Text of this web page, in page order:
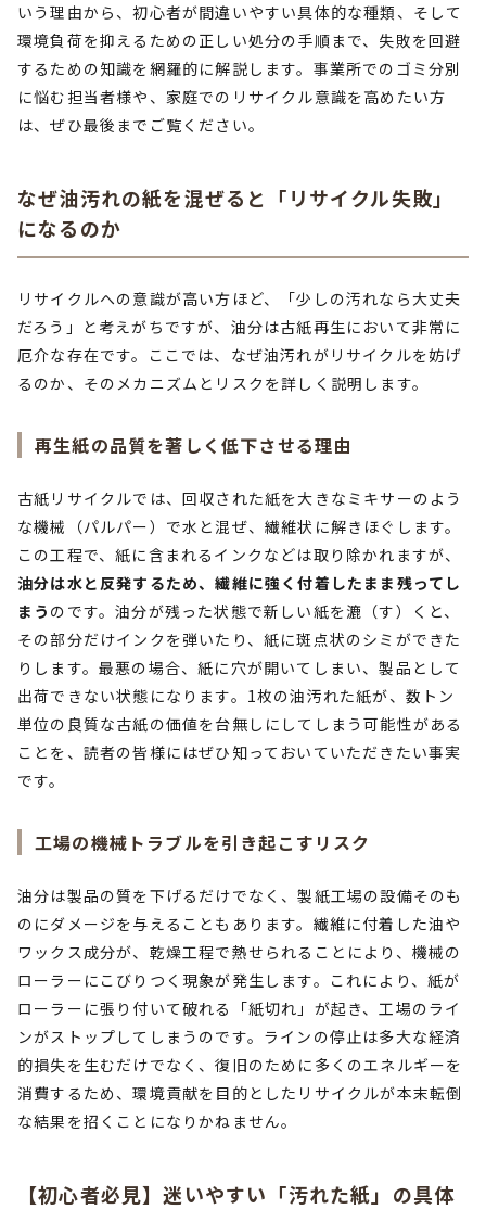
いう理由から、初心者が間違いやすい具体的な種類、そして
環境負荷を抑えるための正しい処分の手順まで、失敗を回避
するための知識を網羅的に解説します。事業所でのゴミ分別
に悩む担当者様や、家庭でのリサイクル意識を高めたい方
は、ぜひ最後までご覧ください。
なぜ油汚れの紙を混ぜると「リサイクル失敗」
になるのか
リサイクルへの意識が高い方ほど、「少しの汚れなら大丈夫
だろう」と考えがちですが、油分は古紙再生において非常に
厄介な存在です。ここでは、なぜ油汚れがリサイクルを妨げ
るのか、そのメカニズムとリスクを詳しく説明します。
再生紙の品質を著しく低下させる理由
古紙リサイクルでは、回収された紙を大きなミキサーのよう
な機械（パルパー）で水と混ぜ、繊維状に解きほぐします。
この工程で、紙に含まれるインクなどは取り除かれますが、
油分は水と反発するため、繊維に強く付着したまま残ってし
まう のです。油分が残った状態で新しい紙を漉（す）くと、
その部分だけインクを弾いたり、紙に斑点状のシミができた
りします。最悪の場合、紙に穴が開いてしまい、製品として
出荷できない状態になります。1枚の油汚れた紙が、数トン
単位の良質な古紙の価値を台無しにしてしまう可能性がある
ことを、読者の皆様にはぜひ知っておいていただきたい事実
です。
工場の機械トラブルを引き起こすリスク
油分は製品の質を下げるだけでなく、製紙工場の設備そのも
のにダメージを与えることもあります。繊維に付着した油や
ワックス成分が、乾燥工程で熱せられることにより、機械の
ローラーにこびりつく現象が発生します。これにより、紙が
ローラーに張り付いて破れる「紙切れ」が起き、工場のライ
ンがストップしてしまうのです。ラインの停止は多大な経済
的損失を生むだけでなく、復旧のために多くのエネルギーを
消費するため、環境貢献を目的としたリサイクルが本末転倒
な結果を招くことになりかねません。
【初心者必見】迷いやすい「汚れた紙」の具体